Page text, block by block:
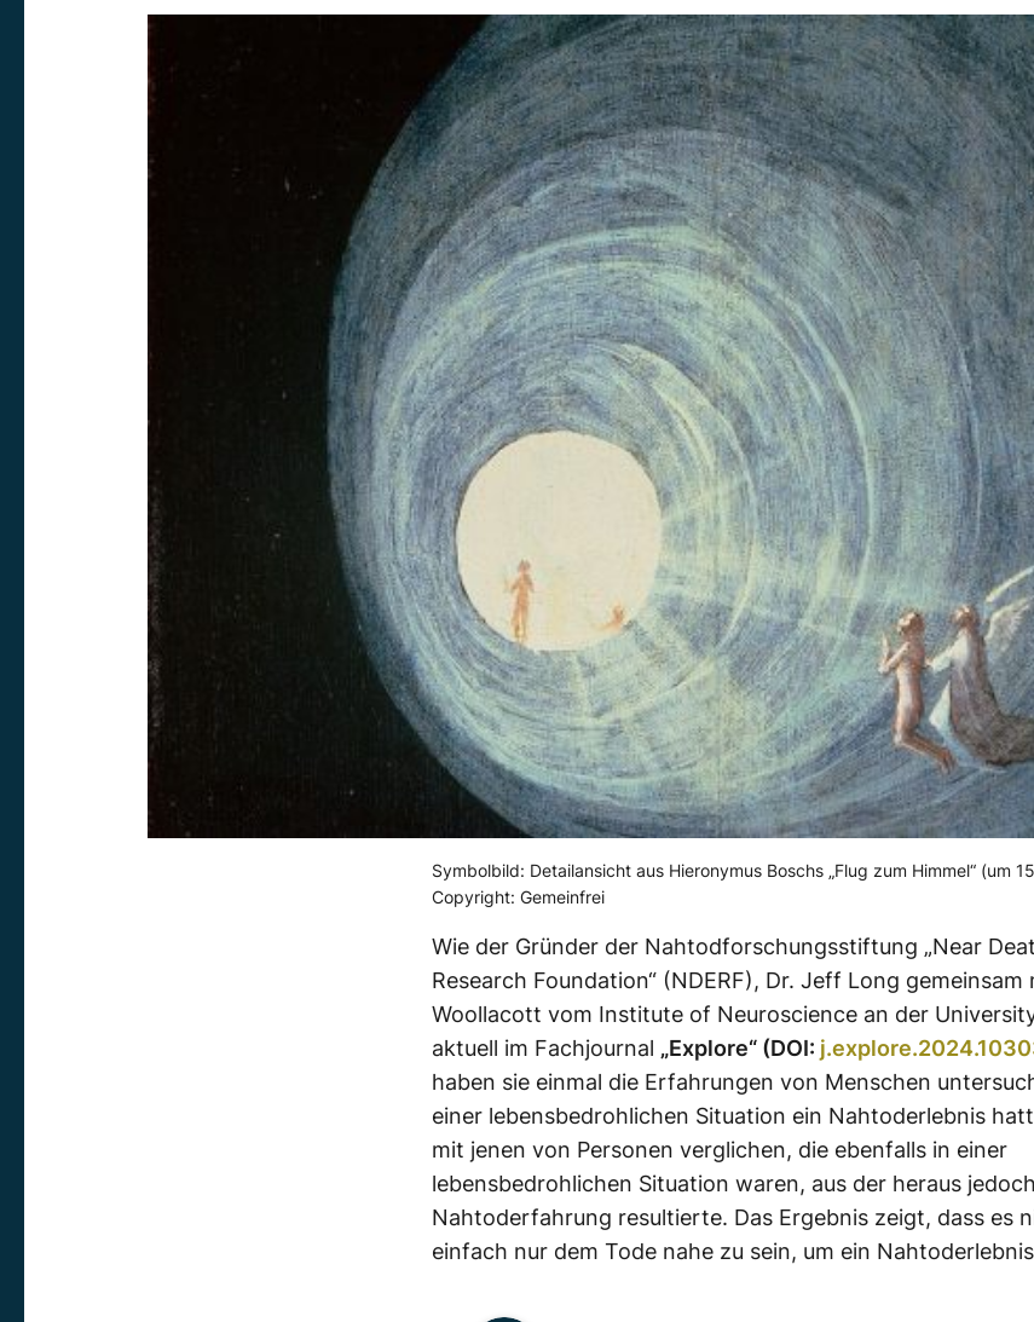
Symbolbild: Detailansicht aus Hieronymus Boschs „Flug zum Himmel“ (um
Copyright: Gemeinfrei
Wie der Gründer der Nahtodforschungsstiftung „Near
Research Foundation“ (NDERF), Dr. Jeff Long gemeinsam
Woollacott vom Institute of Neuroscience an der
aktuell im Fachjournal „Explore“ (DOI:
haben sie einmal die Erfahrungen von Menschen
einer lebensbedrohlichen Situation ein Nahtoderlebnis
mit jenen von Personen verglichen, die ebenfalls in einer
lebensbedrohlichen Situation waren, aus der heraus
Nahtoderfahrung resultierte. Das Ergebnis zeigt, dass es
einfach nur dem Tode nahe zu sein, um ein Nahtoderlebnis